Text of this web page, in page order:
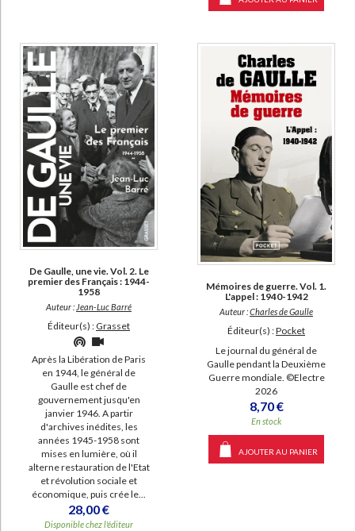
De Gaulle, une vie. Vol. 2. Le
premier des Français : 1944-
1958
Auteur : Jean-Luc Barré
Éditeur(s) : Grasset
Après la Libération de Paris
en 1944, le général de
Gaulle est chef de
gouvernement jusqu'en
janvier 1946. A partir
d'archives inédites, les
années 1945-1958 sont
mises en lumière, où il
alterne restauration de l'Etat
et révolution sociale et
économique, puis crée le...
28,00 €
Disponible chez l'éditeur
Mémoires de guerre. Vol. 1.
L'appel : 1940-1942
Auteur :Charles de Gaulle
Éditeur(s) :Pocket
Le journal du général de
Gaulle pendant la Deuxième
Guerre mondiale. ©Electre
2026
8,70 €
En stock
AJOUTER AU PANIER